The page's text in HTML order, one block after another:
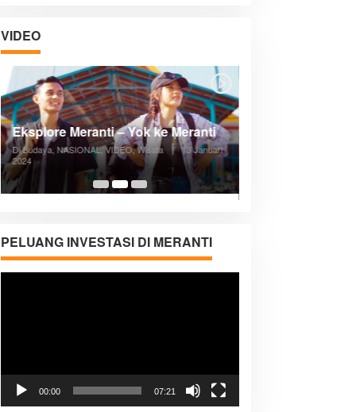
VIDEO
05:08
Posyandu Melayani Semua Siklus
Hidup
Di ADVERTORIAL, Kesehatan, VIDEO |
27
Desember 2023
PELUANG INVESTASI DI MERANTI
00:00 07:21